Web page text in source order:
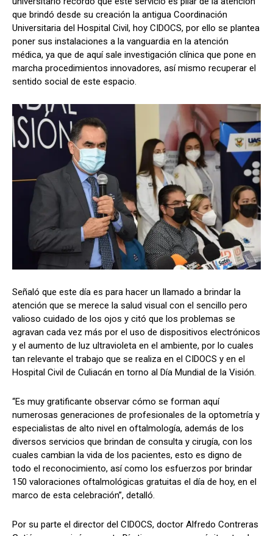
que brindó desde su creación la antigua Coordinación
Universitaria del Hospital Civil, hoy CIDOCS, por ello se plantea
poner sus instalaciones a la vanguardia en la atención
médica, ya que de aquí sale investigación clínica que pone en
marcha procedimientos innovadores, así mismo recuperar el
sentido social de este espacio.
Señaló que este día es para hacer un llamado a brindar la
atención que se merece la salud visual con el sencillo pero
valioso cuidado de los ojos y citó que los problemas se
agravan cada vez más por el uso de dispositivos electrónicos
y el aumento de luz ultravioleta en el ambiente, por lo cuales
tan relevante el trabajo que se realiza en el CIDOCS y en el
Hospital Civil de Culiacán en torno al Día Mundial de la Visión.
“Es muy gratificante observar cómo se forman aquí
numerosas generaciones de profesionales de la optometría y
especialistas de alto nivel en oftalmología, además de los
diversos servicios que brindan de consulta y cirugía, con los
cuales cambian la vida de los pacientes, esto es digno de
todo el reconocimiento, así como los esfuerzos por brindar
150 valoraciones oftalmológicas gratuitas el día de hoy, en el
marco de esta celebración”, detalló.
Por su parte el director del CIDOCS, doctor Alfredo Contreras